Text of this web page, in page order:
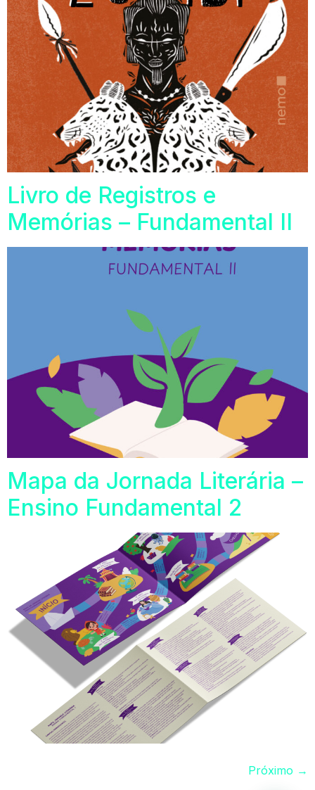
Livro de Registros e
Memórias – Fundamental II
Mapa da Jornada Literária –
Ensino Fundamental 2
Próximo →